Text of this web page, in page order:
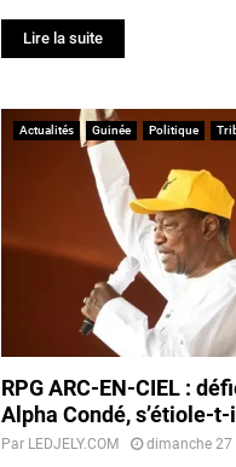
Lire la suite
Actualités Guinée Politique
RPG ARC-EN-CIEL :
Alpha Condé, s’étiole-t-
Par LEDJELY.COM dimanche 27